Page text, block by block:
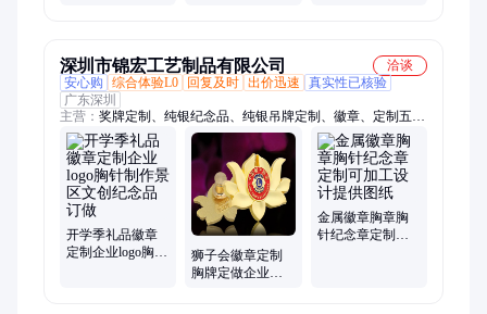
深圳市锦宏工艺制品有限公司
洽谈
安心购
综合体验L0 回复及时 出价迅速
真实性已核验
广东深圳
主营： 奖牌定制、纯银纪念品、纯银吊牌定制、徽章、定制五金
徽章、五金徽章制作、公司徽章定做、烤漆徽章制作、工艺徽
章、卡通烤漆徽章、礼品徽章定做、定做广告徽章、烤漆徽章定
做、金属胸章定制、异形胸章定制、学院胸牌定做、大学胸牌制
作、奖牌创意设计、金属卡通胸针、创意奖牌制作、烤漆珐琅胸
牌
开学季礼品徽章
定制企业logo胸针
狮子会徽章定制
胸牌定做企业会
金属徽章胸章胸
针纪念章定制可